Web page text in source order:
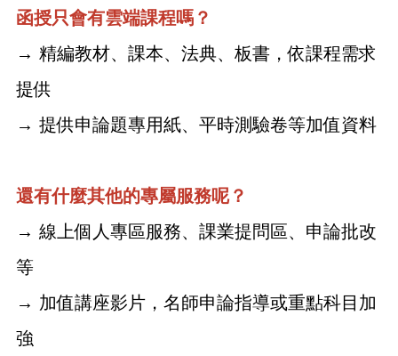
函授只會有雲端課程嗎？
→ 精編教材、課本、法典、板書，依課程需求
提供
→ 提供申論題專用紙、平時測驗卷等加值資料
還有什麼其他的專屬服務呢？
→ 線上個人專區服務、課業提問區、申論批改
等
→ 加值講座影片，名師申論指導或重點科目加
強